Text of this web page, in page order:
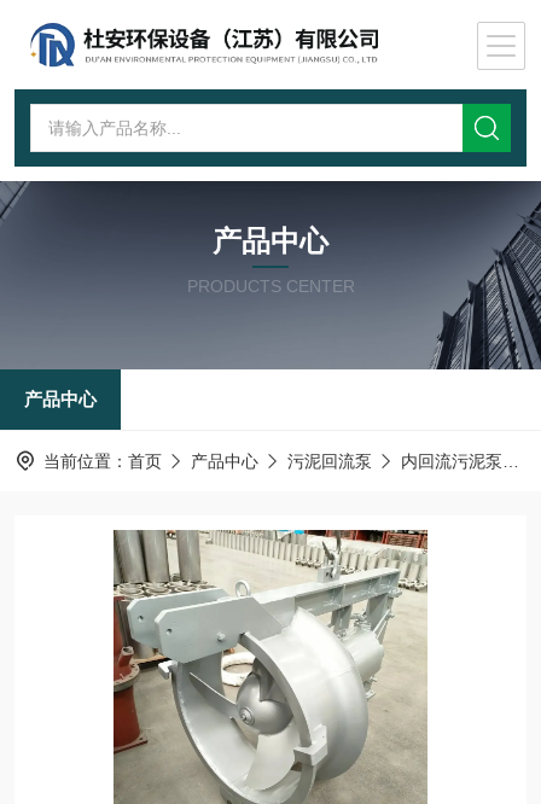
产品中心
PRODUCTS CENTER
产品中心
当前位置： 首页 产品中心 污泥回流泵 内回流污泥泵